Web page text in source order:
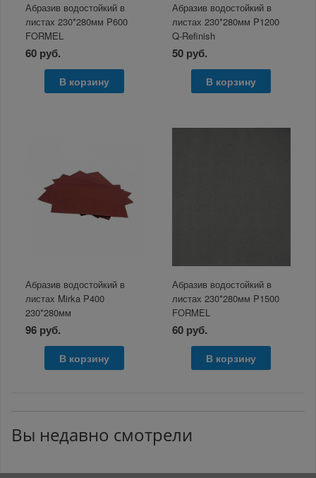
Абразив водостойкий в
листах 230*280мм P600
FORMEL
60 руб.
В корзину
Абразив водостойкий в
листах 230*280мм P1200
Q-Refinish
50 руб.
В корзину
Абразив водостойкий в
листах Mirka P400
230*280мм
96 руб.
В корзину
Абразив водостойкий в
листах 230*280мм P1500
FORMEL
60 руб.
В корзину
Вы недавно смотрели